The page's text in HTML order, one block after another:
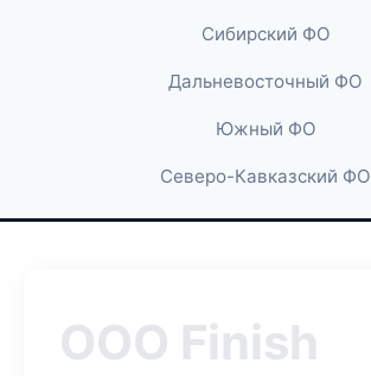
Сибирский ФО
Дальневосточный ФО
Южный ФО
Северо-Кавказский ФО
ООО Finish